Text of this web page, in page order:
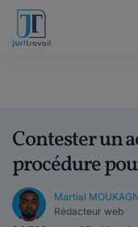
Contester un
procédure
Martial
Rédacteur web